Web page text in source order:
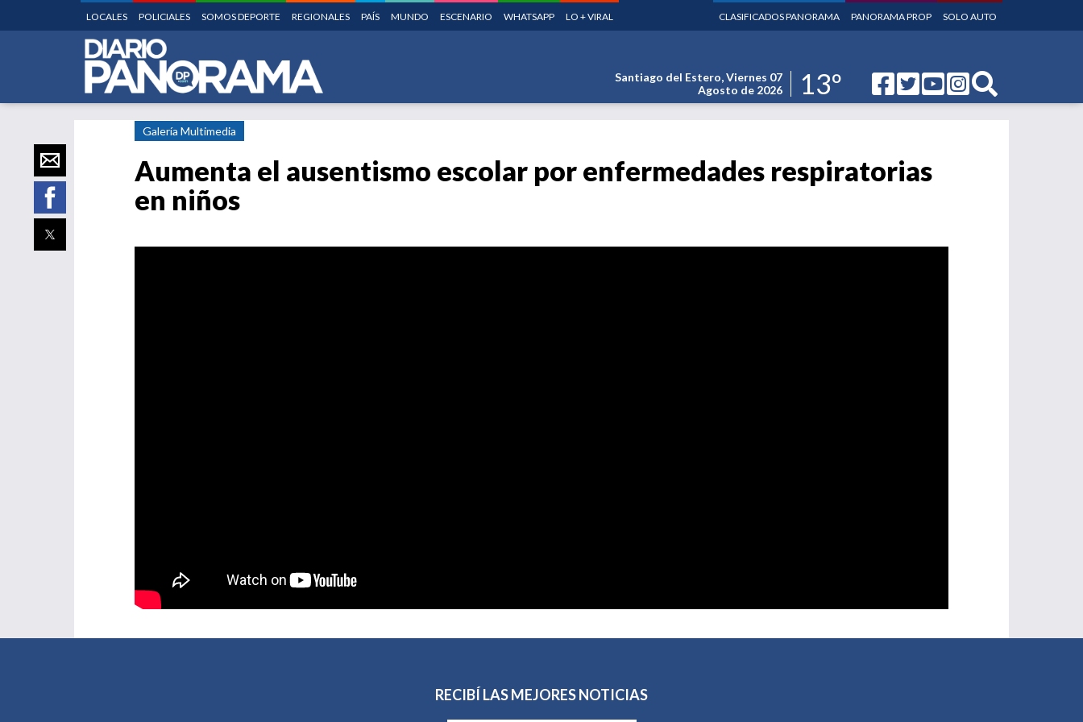
LOCALES POLICIALES SOMOS DEPORTE REGIONALES PAÍS MUNDO ESCENARIO WHATSAPP LO + VIRAL SOLO AUTO
PANORAMA PROP
CLASIFICADOS PANORAMA
13º
Santiago del Estero,Viernes 07
Agosto de 2026
Galería Multimedia
Aumenta el ausentismo escolar por enfermedades respiratorias
en niños
RECIBÍ LAS MEJORES NOTICIAS